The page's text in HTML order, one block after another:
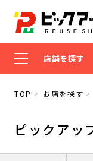
店舗を探す
TOP お店を探す
ピックアッ